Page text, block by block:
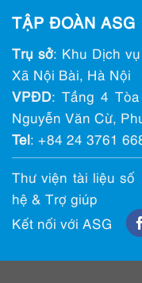
TẬP ĐOÀN ASG
Trụ sở: Khu Dịch
Xã Nội Bài, Hà Nội
VPĐD: Tầng 4
Nguyễn Văn Cừ,
Tel: +84 24 3761
Thư viện tài liệu số
hệ & Trợ giúp
Kết nối với ASG